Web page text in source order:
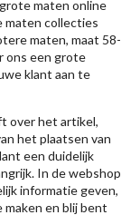
maten online
maten collecties
maten, maat 58-
ons een grote
klant aan te
over het artikel,
het plaatsen van
een duidelijk
In de webshop
informatie geven,
en blij bent